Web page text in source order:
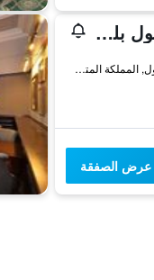
فندق ذا بيغ بلو - بلاكبول بليجَر بيتش
Blackpool Pleasure Beach, بلاكبول, المملكة المتحدة
عرض الصفقة